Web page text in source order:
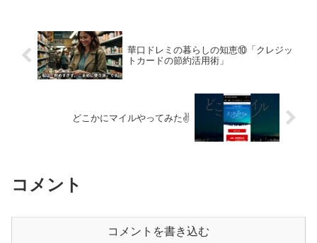
華口ドレミの暮らしの知恵⑩「クレジッ
トカードの節約活用術」
どこかにマイルやってみた✌️
コメント
コメントを書き込む